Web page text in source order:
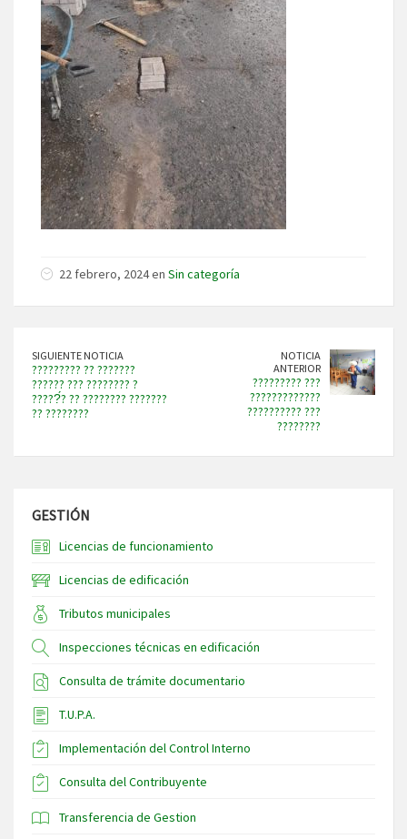
22 febrero, 2024 en Sin categoría
SIGUIENTE NOTICIA
????????? ?? ???????
?????? ??? ???????? ?
?????́? ?? ???????? ???????
?? ????????
NOTICIA
ANTERIOR
????????? ???
?????????????
?????????? ???
????????
GESTIÓN
Licencias de funcionamiento
Licencias de edificación
Tributos municipales
Inspecciones técnicas en edificación
Consulta de trámite documentario
T.U.P.A.
Implementación del Control Interno
Consulta del Contribuyente
Transferencia de Gestion